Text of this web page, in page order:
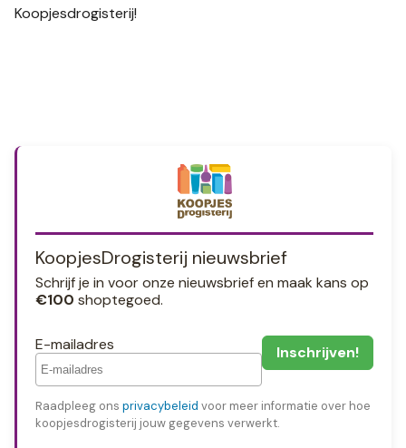
Koopjesdrogisterij!
KoopjesDrogisterij nieuwsbrief
Schrijf je in voor onze nieuwsbrief en maak kans op
€100 shoptegoed.
E-mailadres
Raadpleeg ons privacybeleid voor meer informatie over hoe
koopjesdrogisterij jouw gegevens verwerkt.